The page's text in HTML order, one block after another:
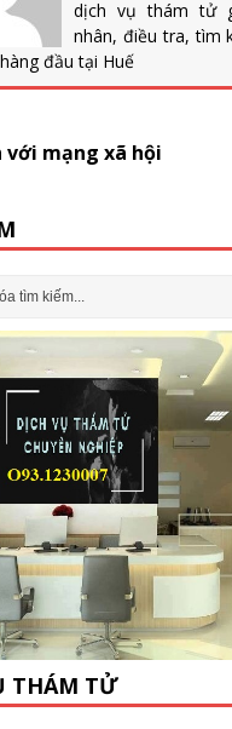
dịch vụ thám tử
nhân, điều tra, tìm
đầu tại Huế
với mạng xã hội
THÁM TỬ